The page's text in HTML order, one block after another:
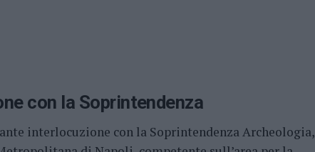
con la Soprintendenza
interlocuzione con la Soprintendenza Archeologia,